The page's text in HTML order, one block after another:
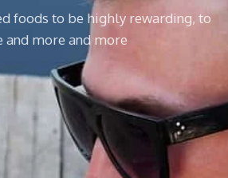
foods to be highly rewarding, to
more and more